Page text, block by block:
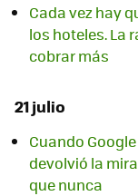
Cada vez hay
los hoteles. La
cobrar más
21 julio
Cuando
devolvió la
que nunca